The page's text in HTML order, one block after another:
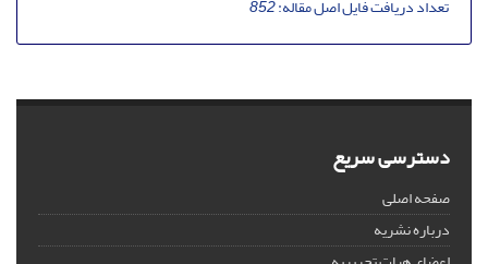
تعداد دریافت فایل اصل مقاله:852
دسترسی سریع
صفحه اصلی
درباره نشریه